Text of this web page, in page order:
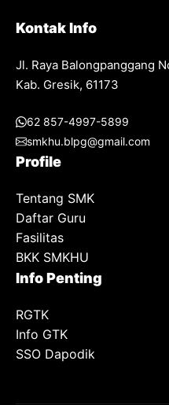
Kontak Info
Jl. Raya Balongpanggang
Kab. Gresik, 61173
62 857-4997-5899
smkhu.blpg@gmail.com
Profile
Tentang SMK
Daftar Guru
Fasilitas
BKK SMKHU
Info Penting
RGTK
Info GTK
SSO Dapodik